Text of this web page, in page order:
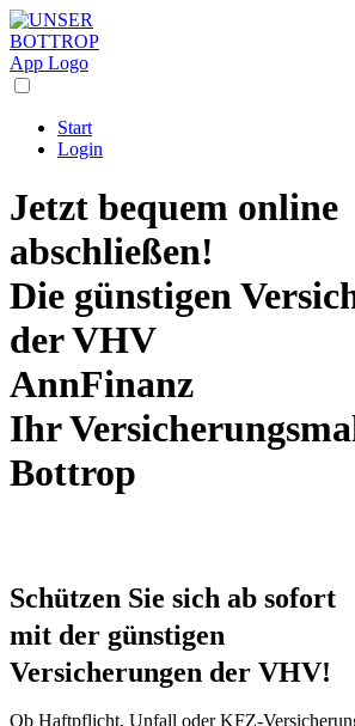
Start
Login
Jetzt bequem online
abschließen!
Die günstigen
der VHV
AnnFinanz
Ihr
Bottrop
Schützen Sie sich ab sofort
mit der günstigen
Versicherungen der VHV!
Ob Haftpflicht, Unfall oder KFZ-